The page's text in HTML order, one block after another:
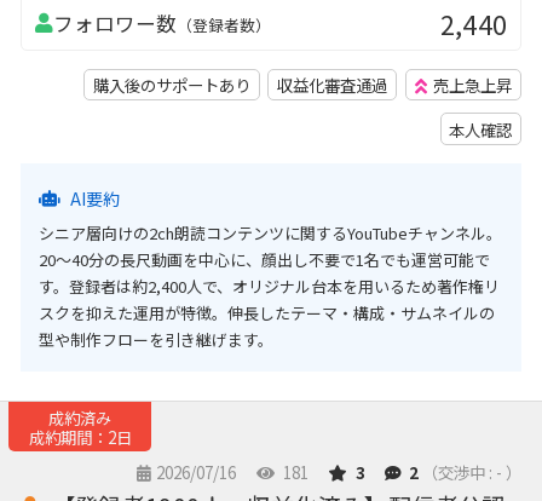
フォロワー数 （登録者数） 2,440
購入後のサポートあり 収益化審査通過
売上急上昇
本人確認
AI要約
シニア層向けの2ch朗読コンテンツに関するYouTubeチャンネル。
20〜40分の長尺動画を中心に、顔出し不要で1名でも運営可能で
す。登録者は約2,400人で、オリジナル台本を用いるため著作権リ
スクを抑えた運用が特徴。伸長したテーマ・構成・サムネイルの
型や制作フローを引き継げます。
成約済み
成約期間：2日
2026/07/16
181 3 2 （交渉中 : - ）